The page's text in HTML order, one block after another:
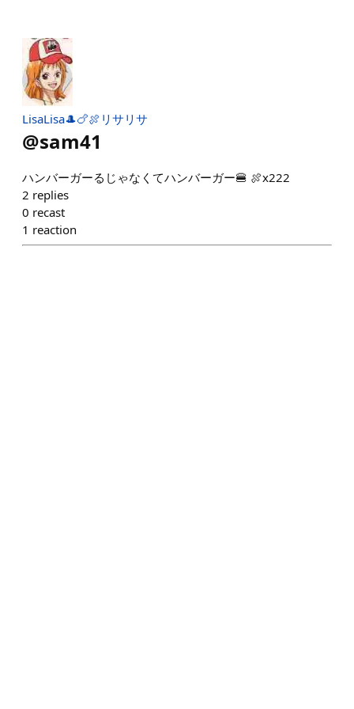
LisaLisa🎩🍗🍖リサリサ
@sam41
ハンバーガーるじゃなくてハンバーガー🍔 🍖x222
2 replies
0 recast
1 reaction